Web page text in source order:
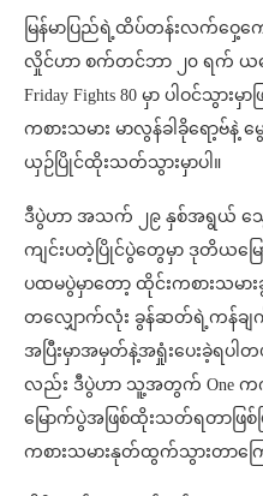
မြန်မာပြည်ရဲ့ထိပ်တန်းလက်ဝှေ့က
လှိုင်ဟာ စက်တင်ဘာ ၂၀ ရက် ယနေ့
Friday Fights 80 မှာ ပါဝင်သွာ
ကစားသမား မာလွန်ခါခိုရော့ဗ်နဲ့
ယှဉ်ပြိုင်ထိုးသတ်သွားမှာပါ။
ဒီပွဲဟာ အသက် ၂၉ နှစ်အရွယ် သွ
ကျင်းပတဲ့ပြိုင်ပွဲတွေမှာ ဒုတိယမြ
ပထမပွဲမှာတော့ ထိုင်းကစားသမ
တလျှောက်လုံး ခွန်ဆတ်ရဲ့ကန်ချ
အပြီးမှာအမှတ်နဲ့အရှုံးပေးခဲ့ရပါ
လည်း ဒီပွဲဟာ သူ့အတွက် One က
မြောက်ပွဲအဖြစ်ထိုးသတ်ရတာဖြစ်
ကစားသမားနုတ်ထွက်သွားတာကြေ